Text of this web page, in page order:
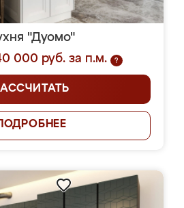
"Дуомо"
000 руб. за п.м.
?